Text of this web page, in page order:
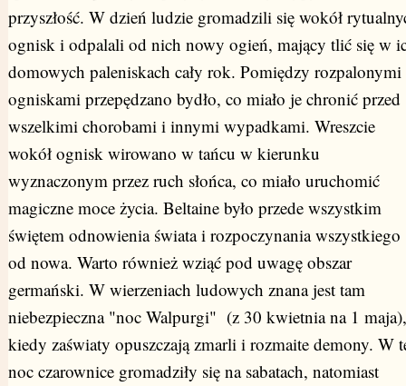
przyszłość. W dzień ludzie gromadzili się wokół
ognisk i odpalali od nich nowy ogień, mający tlić się w
domowych paleniskach cały rok. Pomiędzy rozpalonymi
ogniskami przepędzano bydło, co miało je chronić przed
wszelkimi chorobami i innymi wypadkami. Wreszcie
wokół ognisk wirowano w tańcu w kierunku
wyznaczonym przez ruch słońca, co miało uruchomić
magiczne moce życia. Beltaine było przede wszystkim
świętem odnowienia świata i rozpoczynania wszystkiego
od nowa. Warto również wziąć pod uwagę obszar
germański. W wierzeniach ludowych znana jest tam
niebezpieczna "noc Walpurgi" (z 30 kwietnia na 1 maja),
kiedy zaświaty opuszczają zmarli i rozmaite demony. W
noc czarownice gromadziły się na sabatach, natomiast